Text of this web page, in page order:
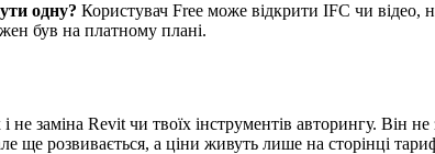
одну? Користувач Free може відкрити IFC чи відео,
був на платному плані.
заміна Revit чи твоїх інструментів авторингу. Він не
ще розвивається, а ціни живуть лише на сторінці